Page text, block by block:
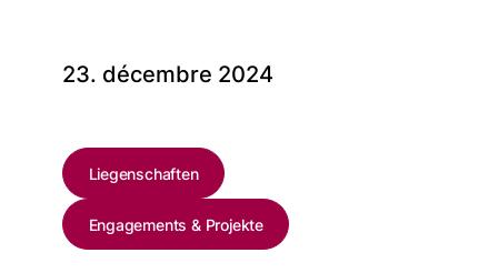
23. décembre 2024
Liegenschaften
Engagements & Projekte